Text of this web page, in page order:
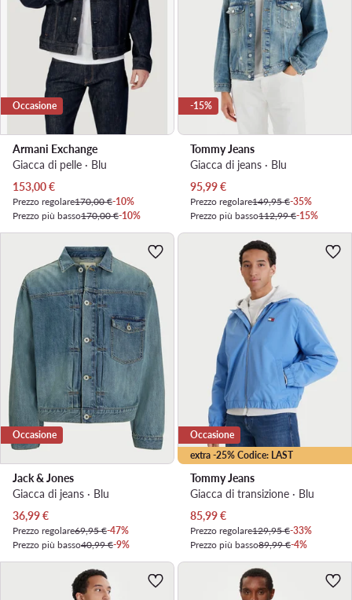
Occasione
Armani Exchange
Giacca di pelle · Blu
Prezzo attuale
153,00€
Prezzo regolare170,00 €-10%
Prezzo più basso170,00 €-10%
-15%
Tommy Jeans
Giacca di jeans · Blu
Prezzo attuale
95,99€
Prezzo regolare149,95 €-35%
Prezzo più basso112,99 €-15%
Occasione
Jack & Jones
Giacca di jeans · Blu
Prezzo attuale
36,99€
Prezzo regolare69,95 €-47%
Prezzo più basso40,99 €-9%
extra -25% Codice: LAST
Occasione
Tommy Jeans
Giacca di transizione · Blu
Prezzo attuale
85,99€
Prezzo regolare129,95 €-33%
Prezzo più basso89,99 €-4%